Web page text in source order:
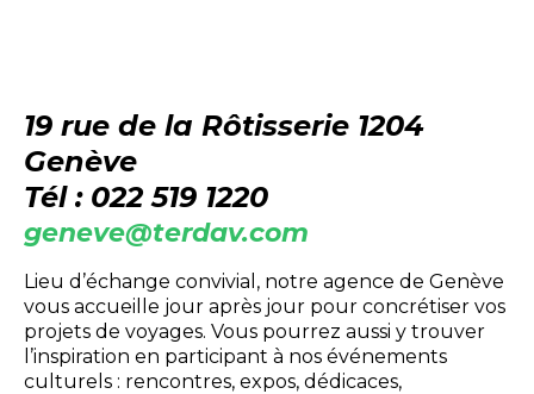
19 rue de la Rôtisserie 1204
Genève
Tél : 022 519 1220
geneve@terdav.com
Lieu d’échange convivial, notre agence de Genève
vous accueille jour après jour pour concrétiser vos
projets de voyages. Vous pourrez aussi y trouver
l’inspiration en participant à nos événements
culturels : rencontres, expos, dédicaces,